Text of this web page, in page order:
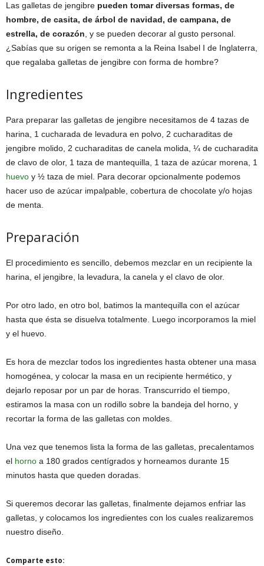
Las galletas de jengibre pueden tomar diversas formas, de
hombre, de casita, de árbol de navidad, de campana, de
estrella, de corazón , y se pueden decorar al gusto personal.
¿Sabías que su origen se remonta a la Reina Isabel I de Inglaterra,
que regalaba galletas de jengibre con forma de hombre?
Ingredientes
Para preparar las galletas de jengibre necesitamos de 4 tazas de
harina, 1 cucharada de levadura en polvo, 2 cucharaditas de
jengibre molido, 2 cucharaditas de canela molida, ¼ de cucharadita
de clavo de olor, 1 taza de mantequilla, 1 taza de azúcar morena, 1
huevo y ½ taza de miel. Para decorar opcionalmente podemos
hacer uso de azúcar impalpable, cobertura de chocolate y/o hojas
de menta.
Preparación
El procedimiento es sencillo, debemos mezclar en un recipiente la
harina, el jengibre, la levadura, la canela y el clavo de olor.
Por otro lado, en otro bol, batimos la mantequilla con el azúcar
hasta que ésta se disuelva totalmente. Luego incorporamos la miel
y el huevo.
Es hora de mezclar todos los ingredientes hasta obtener una masa
homogénea, y colocar la masa en un recipiente hermético, y
dejarlo reposar por un par de horas. Transcurrido el tiempo,
estiramos la masa con un rodillo sobre la bandeja del horno, y
recortar la forma de las galletas con moldes.
Una vez que tenemos lista la forma de las galletas, precalentamos
el horno a 180 grados centígrados y horneamos durante 15
minutos hasta que queden doradas.
Si queremos decorar las galletas, finalmente dejamos enfriar las
galletas, y colocamos los ingredientes con los cuales realizaremos
nuestro diseño.
Comparte esto: